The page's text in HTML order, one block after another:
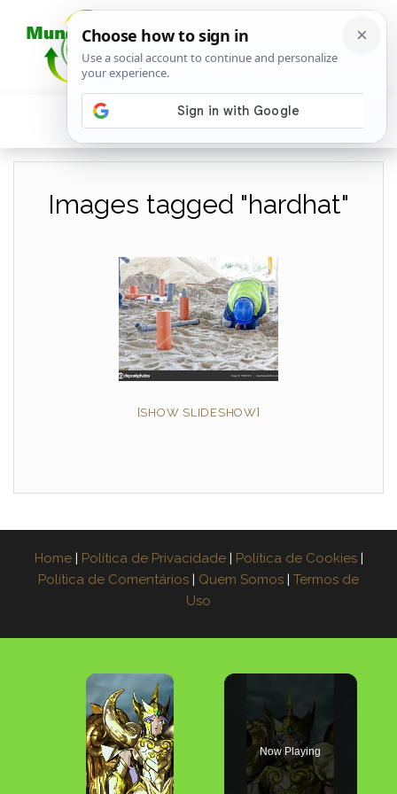
Images tagged "hardhat"
[SHOW SLIDESHOW]
Home | Política de Privacidade | Política de Cookies |
Política de Comentários | Quem Somos | Termos de
Uso
×
Now Playing